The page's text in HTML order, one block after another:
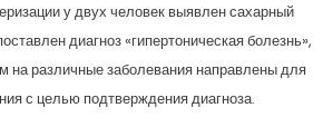
у двух человек выявлен сахарный
диагноз «гипертоническая болезнь»,
на различные заболевания направлены для
с целью подтверждения диагноза.